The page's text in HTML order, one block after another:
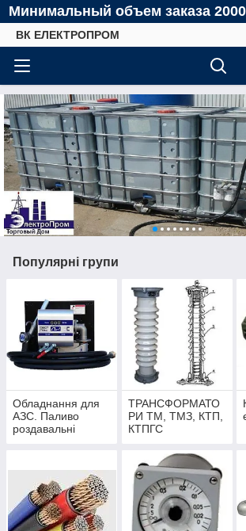
Минимальный объем заказа
ВК ЕЛЕКТРОПРОМ
Популярні групи
Обладнання для
АЗС. Паливо
роздавальні
ТРАНСФОРМАТО
РИ ТМ, ТМЗ, КТП,
КТПГС